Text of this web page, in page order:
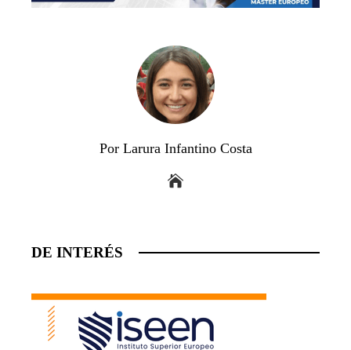
Por Larura Infantino Costa
DE INTERÉS